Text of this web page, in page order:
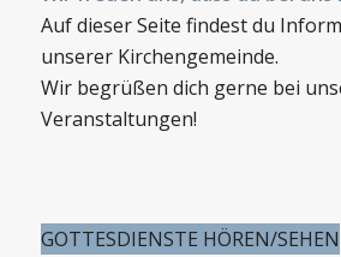
Auf dieser Seite findest du
unserer Kirchengemeinde.
Wir begrüßen dich gerne bei
Veranstaltungen!
GOTTESDIENSTE HÖREN/SEHEN